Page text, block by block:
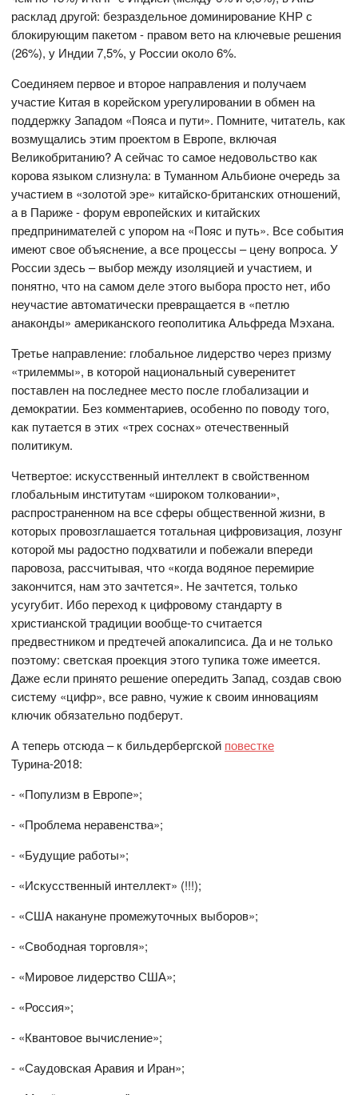
расклад другой: безраздельное доминирование КНР с
блокирующим пакетом - правом вето на ключевые решения
(26%), у Индии 7,5%, у России около 6%.
Соединяем первое и второе направления и получаем
участие Китая в корейском урегулировании в обмен на
поддержку Западом «Пояса и пути». Помните, читатель, как
возмущались этим проектом в Европе, включая
Великобританию? А сейчас то самое недовольство как
корова языком слизнула: в Туманном Альбионе очередь за
участием в «золотой эре» китайско-британских отношений,
а в Париже - форум европейских и китайских
предпринимателей с упором на «Пояс и путь». Все события
имеют свое объяснение, а все процессы – цену вопроса. У
России здесь – выбор между изоляцией и участием, и
понятно, что на самом деле этого выбора просто нет, ибо
неучастие автоматически превращается в «петлю
анаконды» американского геополитика Альфреда Мэхана.
Третье направление: глобальное лидерство через призму
«трилеммы», в которой национальный суверенитет
поставлен на последнее место после глобализации и
демократии. Без комментариев, особенно по поводу того,
как путается в этих «трех соснах» отечественный
политикум.
Четвертое: искусственный интеллект в свойственном
глобальным институтам «широком толковании»,
распространенном на все сферы общественной жизни, в
которых провозглашается тотальная цифровизация, лозунг
которой мы радостно подхватили и побежали впереди
паровоза, рассчитывая, что «когда водяное перемирие
закончится, нам это зачтется». Не зачтется, только
усугубит. Ибо переход к цифровому стандарту в
христианской традиции вообще-то считается
предвестником и предтечей апокалипсиса. Да и не только
поэтому: светская проекция этого тупика тоже имеется.
Даже если принято решение опередить Запад, создав свою
систему «цифр», все равно, чужие к своим инновациям
ключик обязательно подберут.
А теперь отсюда – к бильдербергской повестке
Турина-2018:
- «Популизм в Европе»;
- «Проблема неравенства»;
- «Будущие работы»;
- «Искусственный интеллект» (!!!);
- «США накануне промежуточных выборов»;
- «Свободная торговля»;
- «Мировое лидерство США»;
- «Россия»;
- «Квантовое вычисление»;
- «Саудовская Аравия и Иран»;